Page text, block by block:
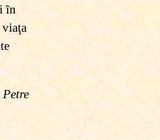
în
viaţa